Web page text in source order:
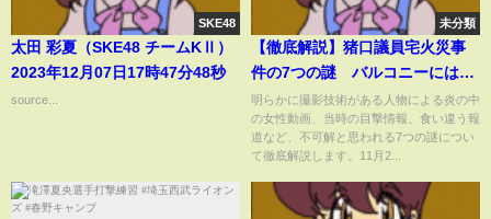
SKE48
太田 彩夏（SKE48 チームKⅡ）
2023年12月07日17時47分48秒
source...
未分類
【徹底解説】猪口議員宅火災事
件の7つの謎 バルコニーには二
人いた？マスコミが公開した不
可解な動画
明らかに撮影技術がある人物による炎の中
の女性動画、当時の目撃情報、食い違う報
道など、不可解と思われる7つの謎につい
て徹底解説します。11月2...